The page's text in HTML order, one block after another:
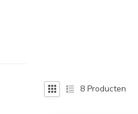
8 Producten